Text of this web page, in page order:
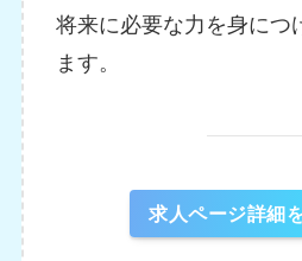
将来に必要な力を身につ
ます。
求人ページ詳細